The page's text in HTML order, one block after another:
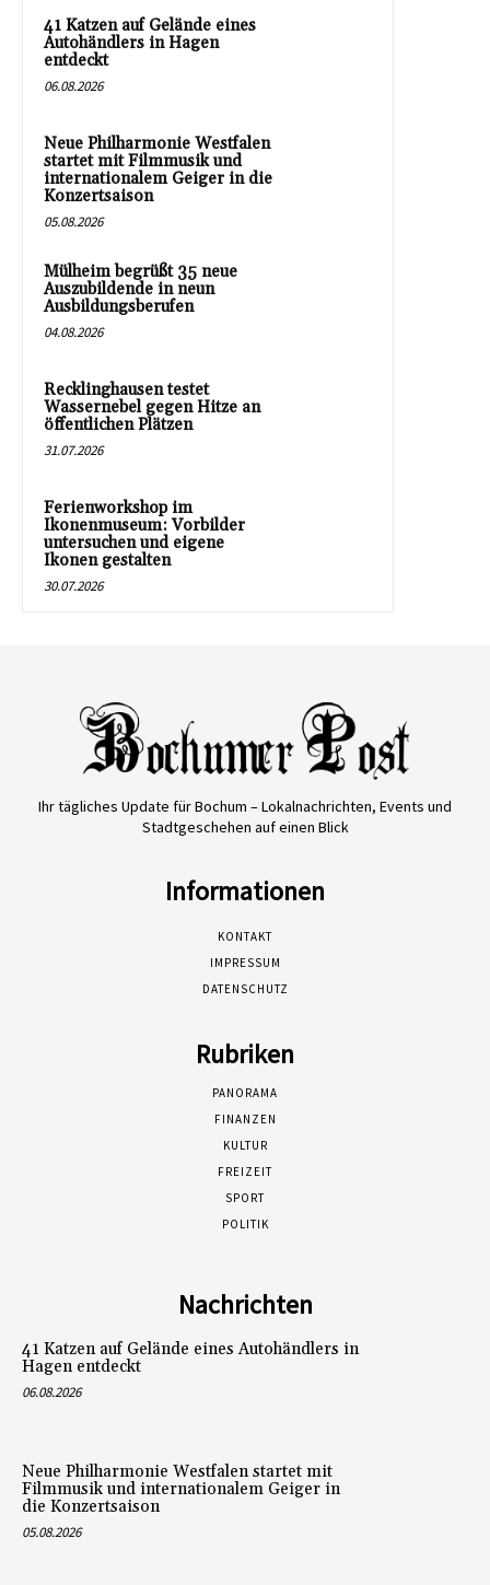
41 Katzen auf Gelände eines
Autohändlers in Hagen
entdeckt
06.08.2026
Neue Philharmonie Westfalen
startet mit Filmmusik und
internationalem Geiger in die
Konzertsaison
05.08.2026
Mülheim begrüßt 35 neue
Auszubildende in neun
Ausbildungsberufen
04.08.2026
Recklinghausen testet
Wassernebel gegen Hitze an
öffentlichen Plätzen
31.07.2026
Ferienworkshop im
Ikonenmuseum: Vorbilder
untersuchen und eigene
Ikonen gestalten
30.07.2026
Ihr tägliches Update für Bochum – Lokalnachrichten, Events und
Stadtgeschehen auf einen Blick
Informationen
KONTAKT
IMPRESSUM
DATENSCHUTZ
Rubriken
PANORAMA
FINANZEN
KULTUR
FREIZEIT
SPORT
POLITIK
Nachrichten
41 Katzen auf Gelände eines Autohändlers in
Hagen entdeckt
06.08.2026
Neue Philharmonie Westfalen startet mit
Filmmusik und internationalem Geiger in
die Konzertsaison
05.08.2026